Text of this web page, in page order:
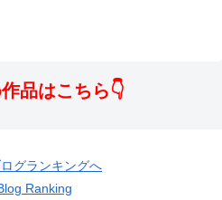
品はこちら👇
グランキングへ
Ranking